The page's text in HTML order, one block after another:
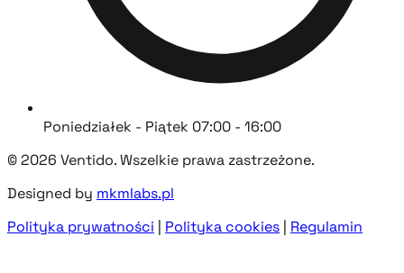
Poniedziałek - Piątek 07:00 - 16:00
© 2026 Ventido. Wszelkie prawa zastrzeżone.
Designed by mkmlabs.pl
Polityka prywatności | Polityka cookies | Regulamin